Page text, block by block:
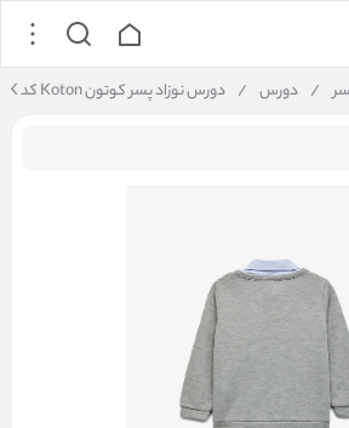
/ دورس / دورس نوزاد پسر کوتون Koton کد 6WMB10200TK